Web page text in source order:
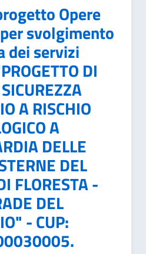
Opere
svolgimento
dei servizi
DI
A RISCHIO
A
DELLE
DEL
FLORESTA -
DEL
- CUP: